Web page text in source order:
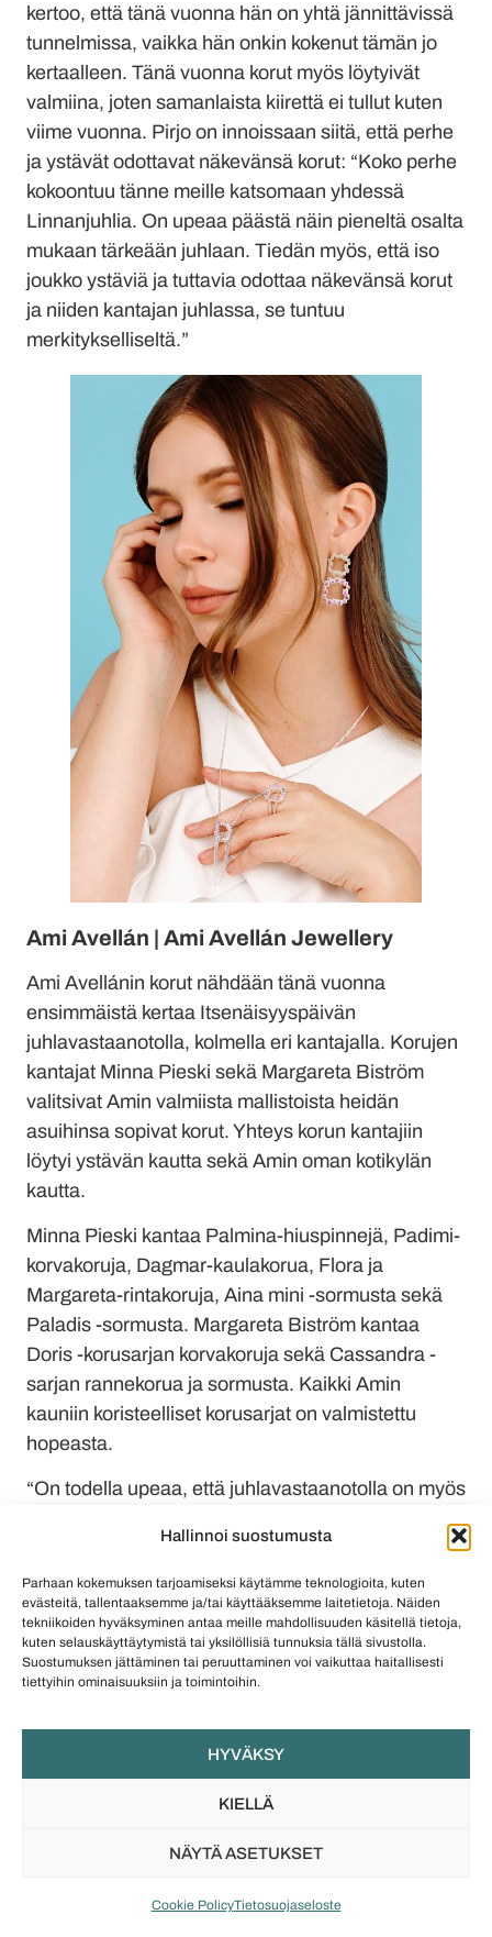
Hallinnoi suostumusta
Parhaan kokemuksen tarjoamiseksi käytämme teknologioita, kuten
evästeitä, tallentaaksemme ja/tai käyttääksemme laitetietoja. Näiden
tekniikoiden hyväksyminen antaa meille mahdollisuuden käsitellä tietoja,
kuten selauskäyttäytymistä tai yksilöllisiä tunnuksia tällä sivustolla.
Suostumuksen jättäminen tai peruuttaminen voi vaikuttaa haitallisesti
tiettyihin ominaisuuksiin ja toimintoihin.
HYVÄKSY
KIELLÄ
NÄYTÄ ASETUKSET
Cookie PolicyTietosuojaseloste
kertoo, että tänä vuonna hän on yhtä jännittävissä
tunnelmissa, vaikka hän onkin kokenut tämän jo
kertaalleen. Tänä vuonna korut myös löytyivät
valmiina, joten samanlaista kiirettä ei tullut kuten
viime vuonna. Pirjo on innoissaan siitä, että perhe
ja ystävät odottavat näkevänsä korut: “Koko perhe
kokoontuu tänne meille katsomaan yhdessä
Linnanjuhlia. On upeaa päästä näin pieneltä osalta
mukaan tärkeään juhlaan. Tiedän myös, että iso
joukko ystäviä ja tuttavia odottaa näkevänsä korut
ja niiden kantajan juhlassa, se tuntuu
merkitykselliseltä.”
Ami Avellán | Ami Avellán Jewellery
Ami Avellánin korut nähdään tänä vuonna
ensimmäistä kertaa Itsenäisyyspäivän
juhlavastaanotolla, kolmella eri kantajalla. Korujen
kantajat Minna Pieski sekä Margareta Biström
valitsivat Amin valmiista mallistoista heidän
asuihinsa sopivat korut. Yhteys korun kantajiin
löytyi ystävän kautta sekä Amin oman kotikylän
kautta.
Minna Pieski kantaa Palmina-hiuspinnejä, Padimi-
korvakoruja, Dagmar-kaulakorua, Flora ja
Margareta-rintakoruja, Aina mini -sormusta sekä
Paladis -sormusta. Margareta Biström kantaa
Doris -korusarjan korvakoruja sekä Cassandra -
sarjan rannekorua ja sormusta. Kaikki Amin
kauniin koristeelliset korusarjat on valmistettu
hopeasta.
“On todella upeaa, että juhlavastaanotolla on myös
suomalaisten suunnittelijoiden koruja, Suomessa
valmistetaan paljon hienoja koruja.
Henkilökohtaisesti toivoisin, että kutsut tulisivat
vieraille aiemmin, jolloin myös koruista voisi
suunnitella ja tehdä hurjempia!” kommentoi Ami.